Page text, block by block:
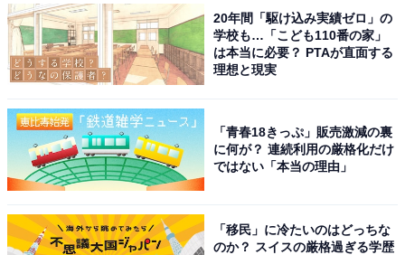
キャリーバーベルトが付いているので、スーツケースの
キャリーバーに通し、安定して載せておくことが可能で
す。
20年間「駆け込み実績ゼロ」の
学校も…「こども110番の家」
は本当に必要？ PTAが直面する
理想と現実
「青春18きっぷ」販売激減の裏
に何が？ 連続利用の厳格化だけ
ではない「本当の理由」
「移民」に冷たいのはどっちな
のか？ スイスの厳格過ぎる学歴